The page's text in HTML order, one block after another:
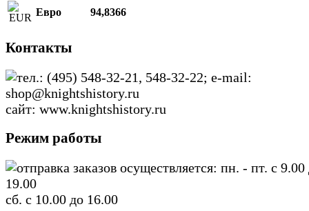
Евро 94,8366
Контакты
тел.: (495) 548-32-21, 548-32-22; e-mail:
shop@knightshistory.ru
сайт: www.knightshistory.ru
Режим работы
отправка заказов осуществляется: пн. - пт. с 9.00
19.00
сб. с 10.00 до 16.00